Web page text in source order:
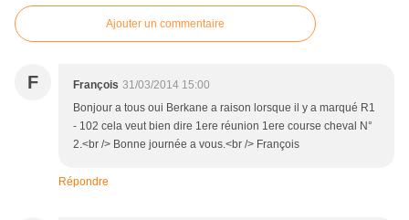
Ajouter un commentaire
F François 31/03/2014 15:00
Bonjour a tous oui Berkane a raison lorsque il y a marqué R1
- 102 cela veut bien dire 1ere réunion 1ere course cheval N°
2.<br /> Bonne journée a vous.<br /> François
Répondre